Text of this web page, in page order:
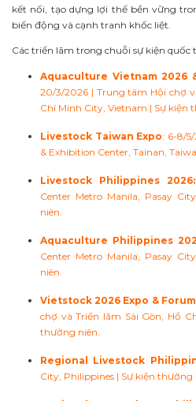
kết nối, tạo dựng lợi thế bền vững
biến động và cạnh tranh khốc liệt.
Các triển lãm trong chuỗi sự kiện quốc
Aquaculture Vietnam 2026
20/3/2026 | Trung tâm Hội chợ
Chí Minh City, Vietnam | Sự kiện
Livestock Taiwan Expo: 6-8/
& Exhibition Center, Tainan,
Livestock Philippines 2026:
Center Metro Manila, Pasay
niên.
Aquaculture Philippines
Center Metro Manila, Pasay
niên.
Vietstock 2026 Expo &
chợ và Triển lãm Sài Gòn, Hồ
thường niên.
Regional Livestock
City, Philippines | Sự kiện thường